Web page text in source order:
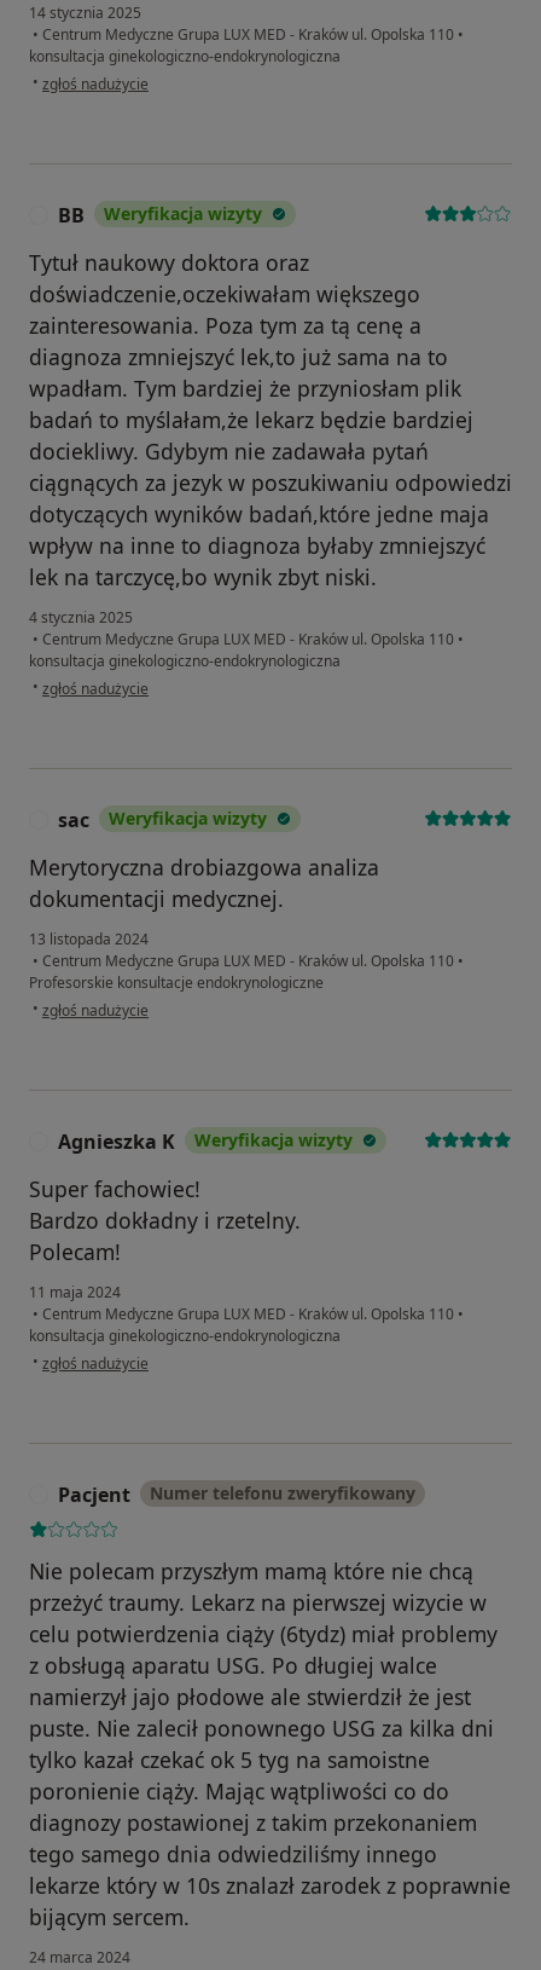
14 stycznia 2025
• Centrum Medyczne Grupa LUX MED - Kraków ul. Opolska 110 •
konsultacja ginekologiczno-endokrynologiczna
• w opinii użytkownika Justyna
zgłoś nadużycie
BB Weryfikacja wizyty
Tytuł naukowy doktora oraz
doświadczenie,oczekiwałam większego
zainteresowania. Poza tym za tą cenę a
diagnoza zmniejszyć lek,to już sama na to
wpadłam. Tym bardziej że przyniosłam plik
badań to myślałam,że lekarz będzie bardziej
dociekliwy. Gdybym nie zadawała pytań
ciągnących za jezyk w poszukiwaniu odpowiedzi
dotyczących wyników badań,które jedne maja
wpływ na inne to diagnoza byłaby zmniejszyć
lek na tarczycę,bo wynik zbyt niski.
4 stycznia 2025
• Centrum Medyczne Grupa LUX MED - Kraków ul. Opolska 110 •
konsultacja ginekologiczno-endokrynologiczna
• w opinii użytkownika BB
zgłoś nadużycie
sac Weryfikacja wizyty
Merytoryczna drobiazgowa analiza
dokumentacji medycznej.
13 listopada 2024
• Centrum Medyczne Grupa LUX MED - Kraków ul. Opolska 110 •
Profesorskie konsultacje endokrynologiczne
• w opinii użytkownika sac
zgłoś nadużycie
Agnieszka K Weryfikacja wizyty
Super fachowiec!
Bardzo dokładny i rzetelny.
Polecam!
11 maja 2024
• Centrum Medyczne Grupa LUX MED - Kraków ul. Opolska 110 •
konsultacja ginekologiczno-endokrynologiczna
• w opinii użytkownika Agnieszka K
zgłoś nadużycie
Pacjent Numer telefonu zweryfikowany
Nie polecam przyszłym mamą które nie chcą
przeżyć traumy. Lekarz na pierwszej wizycie w
celu potwierdzenia ciąży (6tydz) miał problemy
z obsługą aparatu USG. Po długiej walce
namierzył jajo płodowe ale stwierdził że jest
puste. Nie zalecił ponownego USG za kilka dni
tylko kazał czekać ok 5 tyg na samoistne
poronienie ciąży. Mając wątpliwości co do
diagnozy postawionej z takim przekonaniem
tego samego dnia odwiedziliśmy innego
lekarze który w 10s znalazł zarodek z poprawnie
bijącym sercem.
24 marca 2024